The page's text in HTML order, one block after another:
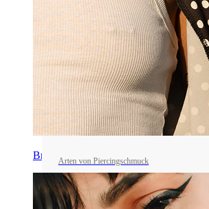
BrustwarzenArten von Piercingschmuck
ALLES ÜBER PIERCING-
EIGENSCHAFTEN UND